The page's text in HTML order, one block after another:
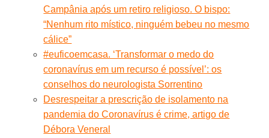
Campânia após um retiro religioso. O bispo:
“Nenhum rito místico, ninguém bebeu no mesmo
cálice”
#euficoemcasa. ‘Transformar o medo do
coronavírus em um recurso é possível’: os
conselhos do neurologista Sorrentino
Desrespeitar a prescrição de isolamento na
pandemia do Coronavírus é crime, artigo de
Débora Veneral